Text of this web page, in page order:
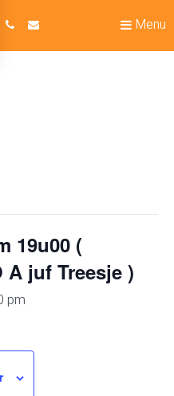
Menu
19u00 (
juf Treesje )
pm